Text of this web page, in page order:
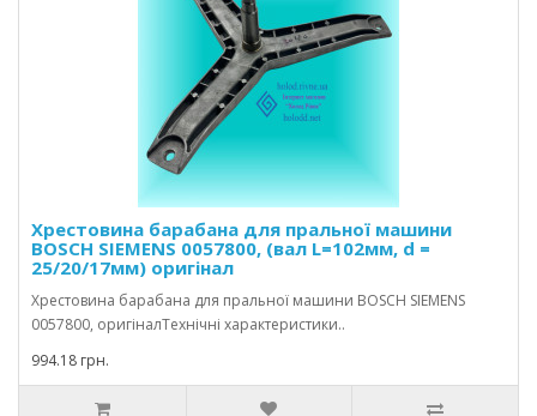
Хрестовина барабана для пральної машини
BOSCH SIEMENS 0057800, (вал L=102мм, d =
25/20/17мм) оригінал
Хрестовина барабана для пральної машини BOSCH SIEMENS
0057800, оригіналТехнічні характеристики..
994.18 грн.